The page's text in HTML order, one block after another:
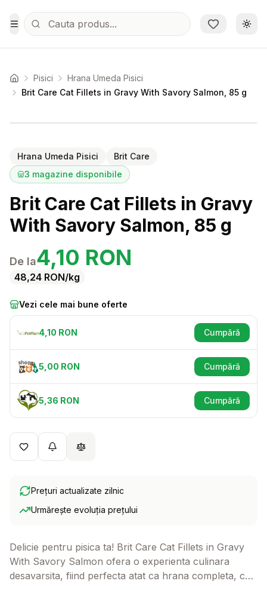
Sari la conținutul principal
Toggle Menu
Acasa Pisici
Hrana Umeda Pisici
Brit Care Cat Fillets in Gravy With Savory Salmon, 85 g
Hrana Umeda Pisici
Brit Care
3 magazine disponibile
Brit Care Cat Fillets in Gravy
With Savory Salmon, 85 g
De la4,10 RON
48,24 RON/kg
Vezi cele mai bune oferte
4,10 RON Cumpără
(se
5,00 RON Cumpără
(se
5,36 RON Cumpără
(se
Prețuri actualizate zilnic
Urmărește evoluția prețului
Delicie pentru pisica ta! Brit Care Cat Fillets in Gravy
With Savory Salmon ofera o experienta culinara
desavarsita, fiind perfecta atat ca hrana completa, cat